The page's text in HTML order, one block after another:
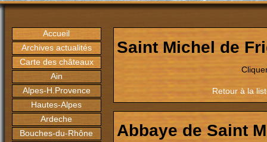
Accueil
Archives actualités
Carte des châteaux
Ain
Alpes-H.Provence
Hautes-Alpes
Ardeche
Bouches-du-Rhône
Saint Michel de
Retour à la
Abbaye de Saint